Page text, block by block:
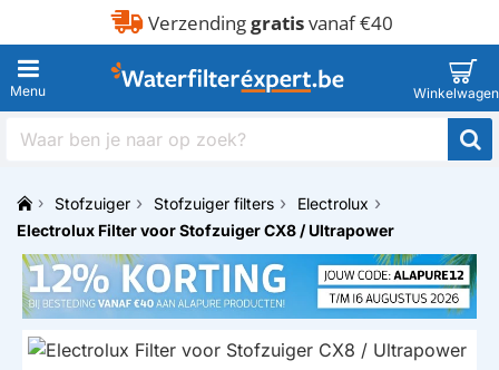
Verzendinggratisvanaf €40
Waar
naar
oph
m
e
Stofzuiger Stofzuiger filters
Electrolux
Electrolux Filter voor Stofzuiger CX8 / Ultrapower